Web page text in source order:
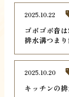
ゴボゴボ音
排水溝つま
2025.10.22
キッチンの
2025.10.20